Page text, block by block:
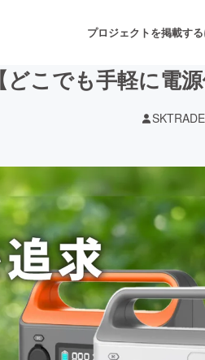
プロジェクトを掲載す
音楽
ゲーム・サービス開発
書籍・雑誌出版
チャレンジ
こでも手軽に電
SKTRADE